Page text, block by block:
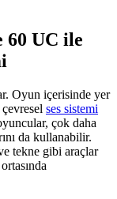
60 UC ile
Oyun içerisinde yer
ses sistemi
çok daha
da kullanabilir.
tekne gibi araçlar